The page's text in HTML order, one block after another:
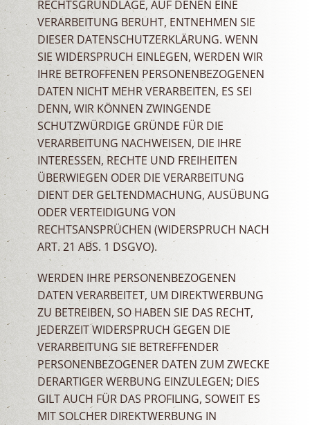
RECHTSGRUNDLAGE, AUF DENEN EINE
VERARBEITUNG BERUHT, ENTNEHMEN SIE
DIESER DATENSCHUTZERKLÄRUNG. WENN
SIE WIDERSPRUCH EINLEGEN, WERDEN WIR
IHRE BETROFFENEN PERSONENBEZOGENEN
DATEN NICHT MEHR VERARBEITEN, ES SEI
DENN, WIR KÖNNEN ZWINGENDE
SCHUTZWÜRDIGE GRÜNDE FÜR DIE
VERARBEITUNG NACHWEISEN, DIE IHRE
INTERESSEN, RECHTE UND FREIHEITEN
ÜBERWIEGEN ODER DIE VERARBEITUNG
DIENT DER GELTENDMACHUNG, AUSÜBUNG
ODER VERTEIDIGUNG VON
RECHTSANSPRÜCHEN (WIDERSPRUCH NACH
ART. 21 ABS. 1 DSGVO).
WERDEN IHRE PERSONENBEZOGENEN
DATEN VERARBEITET, UM DIREKTWERBUNG
ZU BETREIBEN, SO HABEN SIE DAS RECHT,
JEDERZEIT WIDERSPRUCH GEGEN DIE
VERARBEITUNG SIE BETREFFENDER
PERSONENBEZOGENER DATEN ZUM ZWECKE
DERARTIGER WERBUNG EINZULEGEN; DIES
GILT AUCH FÜR DAS PROFILING, SOWEIT ES
MIT SOLCHER DIREKTWERBUNG IN